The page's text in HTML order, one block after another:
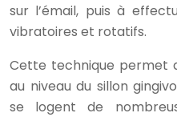
sur l’émail, puis à
vibratoires et rotatifs.
Cette technique permet
au niveau du sillon
se logent de